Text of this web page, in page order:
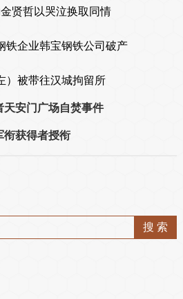
贤哲以哭泣换取同情
）被带往汉城拘留所
天安门广场自焚事件
衔获得者授衔